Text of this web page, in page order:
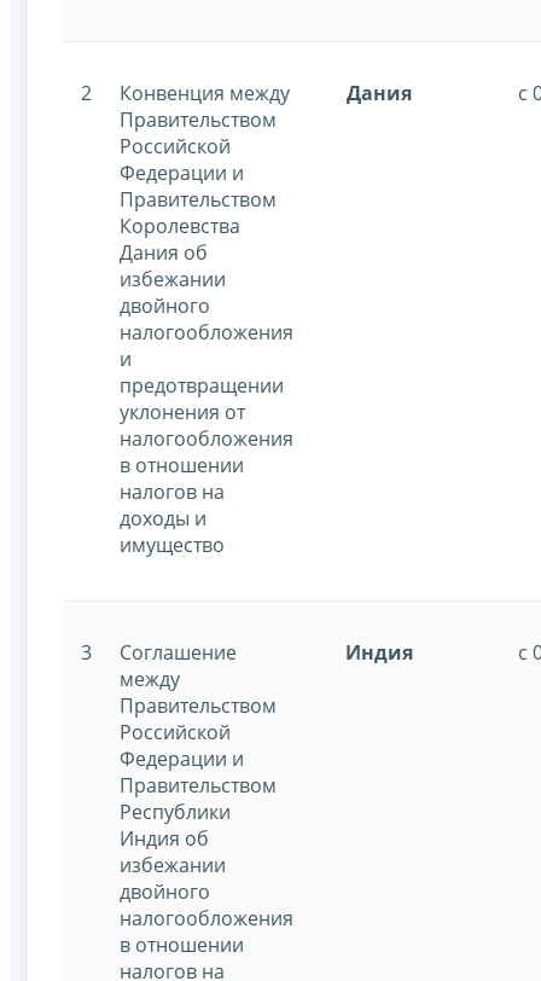
2
Конвенция между
Правительством
Российской
Федерации и
Правительством
Королевства
Дания об
избежании
двойного
налогообложения
и
предотвращении
уклонения от
налогообложения
в отношении
налогов на
доходы и
имущество
Дания с
3
Соглашение
между
Правительством
Российской
Федерации и
Правительством
Республики
Индия об
избежании
двойного
налогообложения
в отношении
налогов на
Индия с